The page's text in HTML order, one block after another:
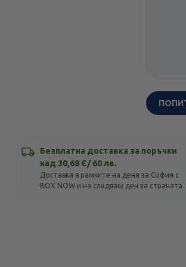
Безплатна доставка за поръчки
над 30,68 Є/ 60 лв.
Доставка в рамките на деня за София с
BOX NOW и на следващ ден за страната